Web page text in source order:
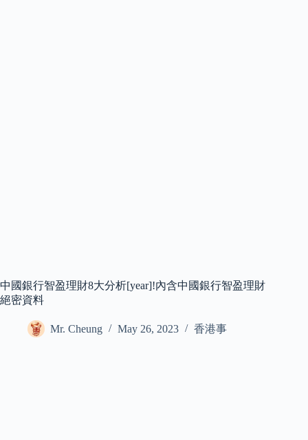
中國銀行智盈理財8大分析[year]!內含中國銀行智盈理財
絕密資料
Mr. Cheung May 26, 2023 香港事